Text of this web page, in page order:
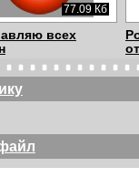
77.09 Кб
всех
4.58 Мб
зима...